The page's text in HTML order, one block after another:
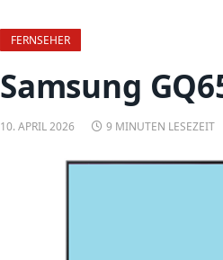
FERNSEHER
Samsung
10. APRIL 2026 9 MINUTEN LESEZEIT